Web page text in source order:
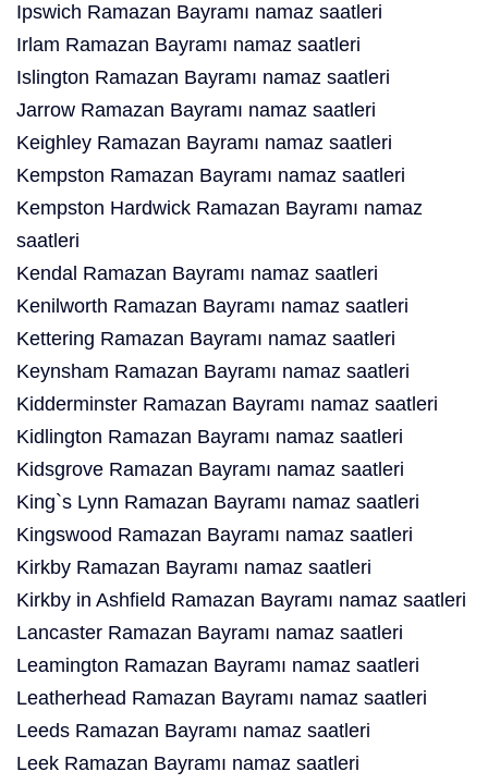
Ipswich Ramazan Bayramı namaz saatleri
Irlam Ramazan Bayramı namaz saatleri
Islington Ramazan Bayramı namaz saatleri
Jarrow Ramazan Bayramı namaz saatleri
Keighley Ramazan Bayramı namaz saatleri
Kempston Ramazan Bayramı namaz saatleri
Kempston Hardwick Ramazan Bayramı namaz
saatleri
Kendal Ramazan Bayramı namaz saatleri
Kenilworth Ramazan Bayramı namaz saatleri
Kettering Ramazan Bayramı namaz saatleri
Keynsham Ramazan Bayramı namaz saatleri
Kidderminster Ramazan Bayramı namaz saatleri
Kidlington Ramazan Bayramı namaz saatleri
Kidsgrove Ramazan Bayramı namaz saatleri
King`s Lynn Ramazan Bayramı namaz saatleri
Kingswood Ramazan Bayramı namaz saatleri
Kirkby Ramazan Bayramı namaz saatleri
Kirkby in Ashfield Ramazan Bayramı namaz saatleri
Lancaster Ramazan Bayramı namaz saatleri
Leamington Ramazan Bayramı namaz saatleri
Leatherhead Ramazan Bayramı namaz saatleri
Leeds Ramazan Bayramı namaz saatleri
Leek Ramazan Bayramı namaz saatleri